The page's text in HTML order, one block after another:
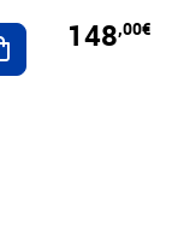
Ajouter au panier
148,00€